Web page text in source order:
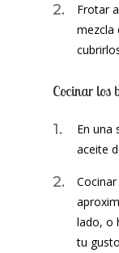
Frotar
mezcla
Cocinar los
En una
aceite
lado, o
tu